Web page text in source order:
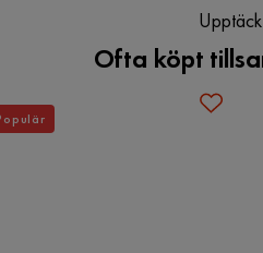
Ofta köpt